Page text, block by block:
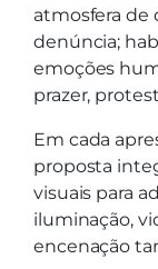
atmosfera de
denúncia;
emoções
prazer,
Em cada
proposta
visuais para
iluminação,
encenação